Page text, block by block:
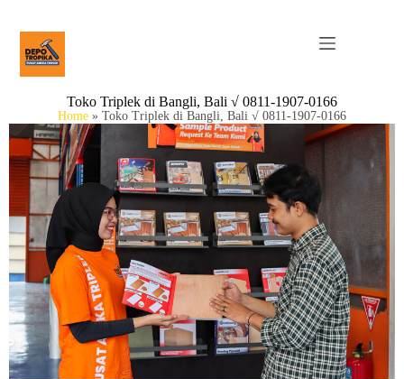
Toko Triplek di Bangli, Bali √ 0811-1907-0166
Home » Toko Triplek di Bangli, Bali √ 0811-1907-0166